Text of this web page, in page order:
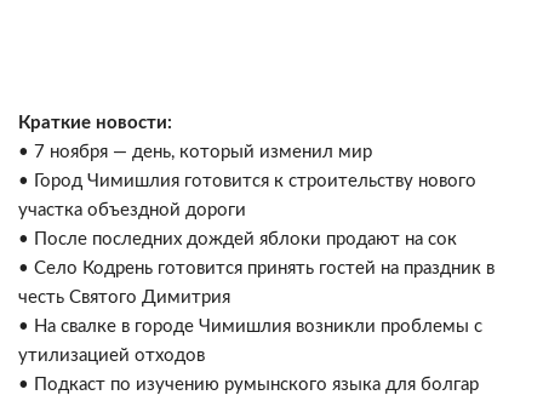
Краткие новости:
• 7 ноября — день, который изменил мир
• Город Чимишлия готовится к строительству нового
участка объездной дороги
• После последних дождей яблоки продают на сок
• Село Кодрень готовится принять гостей на праздник в
честь Святого Димитрия
• На свалке в городе Чимишлия возникли проблемы с
утилизацией отходов
• Подкаст по изучению румынского языка для болгар